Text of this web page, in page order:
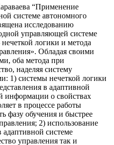
“Применение
системе автономного
исследованию
управляющей системе
логики и метода
Обладая своими
оба метода при
наделяя систему
1) системы нечеткой логики
в адаптивной
информации о свойствах
в процессе работы
фазу обучения и быстрее
2) использование
системе
управления так и